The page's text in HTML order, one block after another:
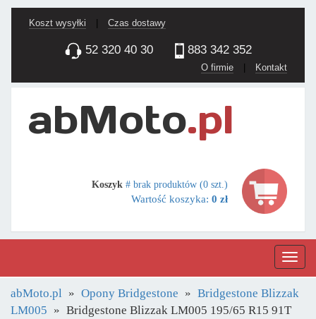
Koszt wysyłki Czas dostawy
52 320 40 30 883 342 352
O firmie | Kontakt
Koszyk # brak produktów (0 szt.)
Wartość koszyka: 0 zł
abMoto.pl Opony Bridgestone
Bridgestone Blizzak
LM005
Bridgestone Blizzak LM005 195/65 R15 91T